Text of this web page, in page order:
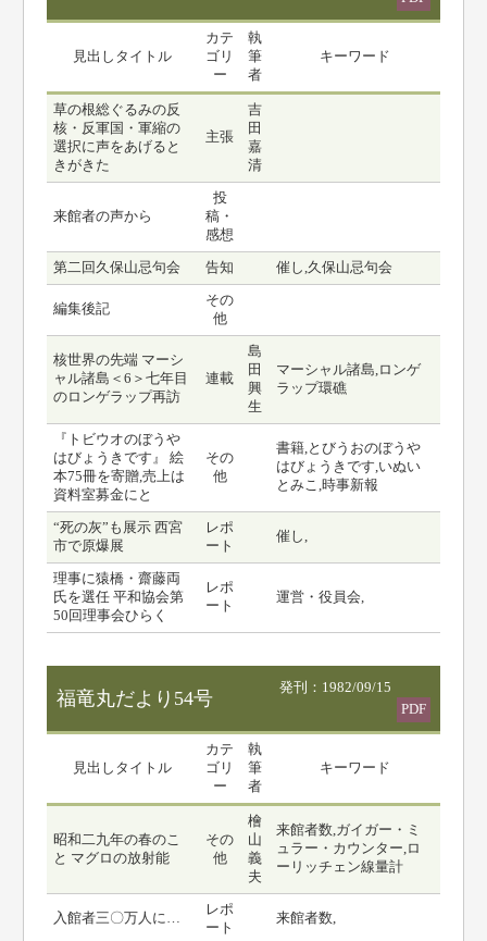
見出しタイトル
カテ
ゴリ
ー
執
筆
者
キーワード
草の根総ぐるみの反
核・反軍国・軍縮の
選択に声をあげると
きがきた
主張
吉
田
嘉
清
来館者の声から
投
稿・
感想
第二回久保山忌句会 告知 催し,久保山忌句会
編集後記
その
他
核世界の先端 マーシ
ャル諸島＜6＞七年目
のロンゲラップ再訪
連載
島
田
興
生
マーシャル諸島,ロンゲ
ラップ環礁
『トビウオのぼうや
はびょうきです』 絵
本75冊を寄贈,売上は
資料室募金にと
その
他
書籍,とびうおのぼうや
はびょうきです,いぬい
とみこ,時事新報
“死の灰”も展示 西宮
市で原爆展
レポ
ート
催し,
理事に猿橋・齋藤両
氏を選任 平和協会第
50回理事会ひらく
レポ
ート
運営・役員会,
福竜丸だより54号
発刊：1982/09/15
PDF
見出しタイトル
カテ
ゴリ
ー
執
筆
者
キーワード
昭和二九年の春のこ
と マグロの放射能
その
他
檜
山
義
夫
来館者数,ガイガー・ミ
ュラー・カウンター,ロ
ーリッチェン線量計
入館者三〇万人に…
レポ
ート
来館者数,